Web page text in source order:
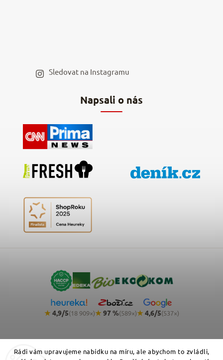
Rádi vám upravujeme nabídku na míru, ale abychom to zvládli,
Napsali o nás
Sledovat na Instagramu
Hodnocení obchodu
★4,9/5(18 909×)★97 %(589×)★4,6/5(537×)